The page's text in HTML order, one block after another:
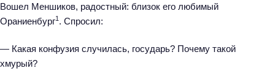
Вошел Меншиков, радостный: близок его любимый
Ораниенбург1 . Спросил:
— Какая конфузия случилась, государь? Почему такой
хмурый?